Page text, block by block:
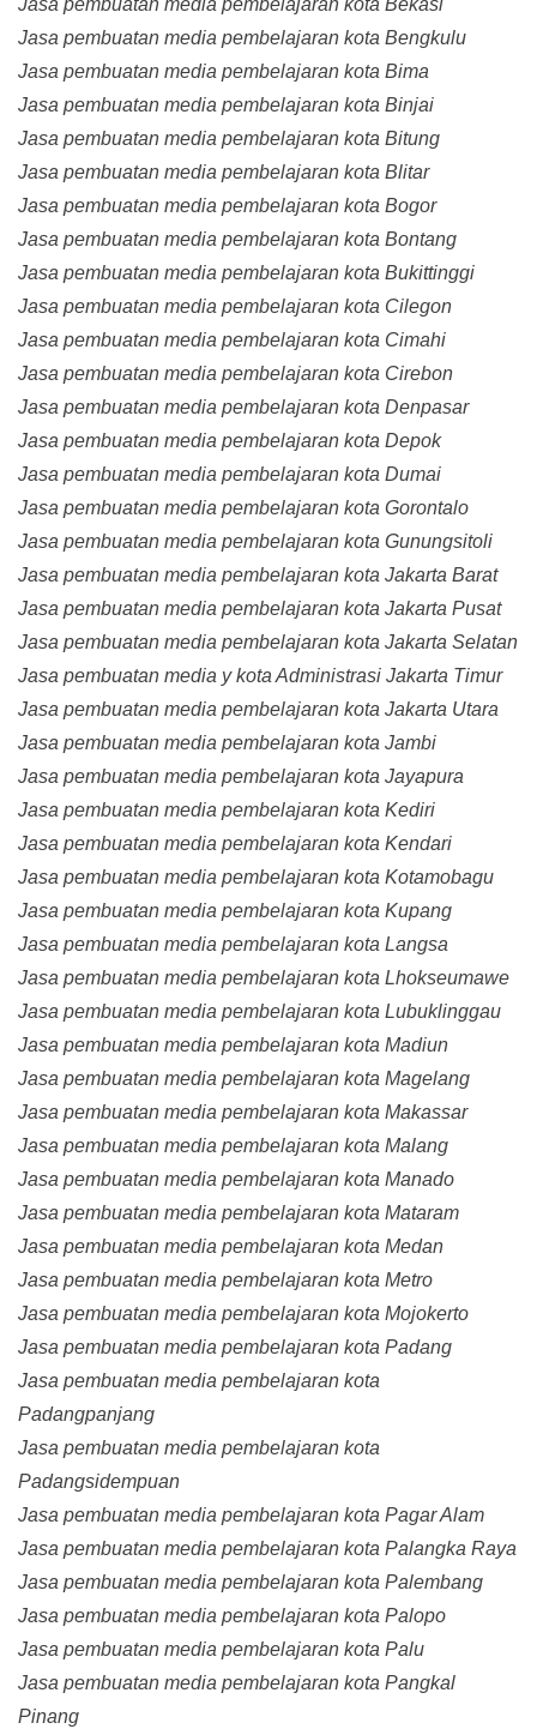
Jasa pembuatan media pembelajaran kota Bekasi
Jasa pembuatan media pembelajaran kota Bengkulu
Jasa pembuatan media pembelajaran kota Bima
Jasa pembuatan media pembelajaran kota Binjai
Jasa pembuatan media pembelajaran kota Bitung
Jasa pembuatan media pembelajaran kota Blitar
Jasa pembuatan media pembelajaran kota Bogor
Jasa pembuatan media pembelajaran kota Bontang
Jasa pembuatan media pembelajaran kota Bukittinggi
Jasa pembuatan media pembelajaran kota Cilegon
Jasa pembuatan media pembelajaran kota Cimahi
Jasa pembuatan media pembelajaran kota Cirebon
Jasa pembuatan media pembelajaran kota Denpasar
Jasa pembuatan media pembelajaran kota Depok
Jasa pembuatan media pembelajaran kota Dumai
Jasa pembuatan media pembelajaran kota Gorontalo
Jasa pembuatan media pembelajaran kota Gunungsitoli
Jasa pembuatan media pembelajaran kota Jakarta Barat
Jasa pembuatan media pembelajaran kota Jakarta Pusat
Jasa pembuatan media pembelajaran kota Jakarta Selatan
Jasa pembuatan media y kota Administrasi Jakarta Timur
Jasa pembuatan media pembelajaran kota Jakarta Utara
Jasa pembuatan media pembelajaran kota Jambi
Jasa pembuatan media pembelajaran kota Jayapura
Jasa pembuatan media pembelajaran kota Kediri
Jasa pembuatan media pembelajaran kota Kendari
Jasa pembuatan media pembelajaran kota Kotamobagu
Jasa pembuatan media pembelajaran kota Kupang
Jasa pembuatan media pembelajaran kota Langsa
Jasa pembuatan media pembelajaran kota Lhokseumawe
Jasa pembuatan media pembelajaran kota Lubuklinggau
Jasa pembuatan media pembelajaran kota Madiun
Jasa pembuatan media pembelajaran kota Magelang
Jasa pembuatan media pembelajaran kota Makassar
Jasa pembuatan media pembelajaran kota Malang
Jasa pembuatan media pembelajaran kota Manado
Jasa pembuatan media pembelajaran kota Mataram
Jasa pembuatan media pembelajaran kota Medan
Jasa pembuatan media pembelajaran kota Metro
Jasa pembuatan media pembelajaran kota Mojokerto
Jasa pembuatan media pembelajaran kota Padang
Jasa pembuatan media pembelajaran kota
Padangpanjang
Jasa pembuatan media pembelajaran kota
Padangsidempuan
Jasa pembuatan media pembelajaran kota Pagar Alam
Jasa pembuatan media pembelajaran kota Palangka Raya
Jasa pembuatan media pembelajaran kota Palembang
Jasa pembuatan media pembelajaran kota Palopo
Jasa pembuatan media pembelajaran kota Palu
Jasa pembuatan media pembelajaran kota Pangkal
Pinang